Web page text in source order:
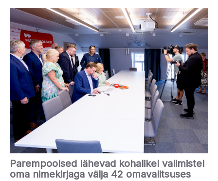
Parempoolsed lähevad kohalikel valimistel
oma nimekirjaga välja 42 omavalitsuses